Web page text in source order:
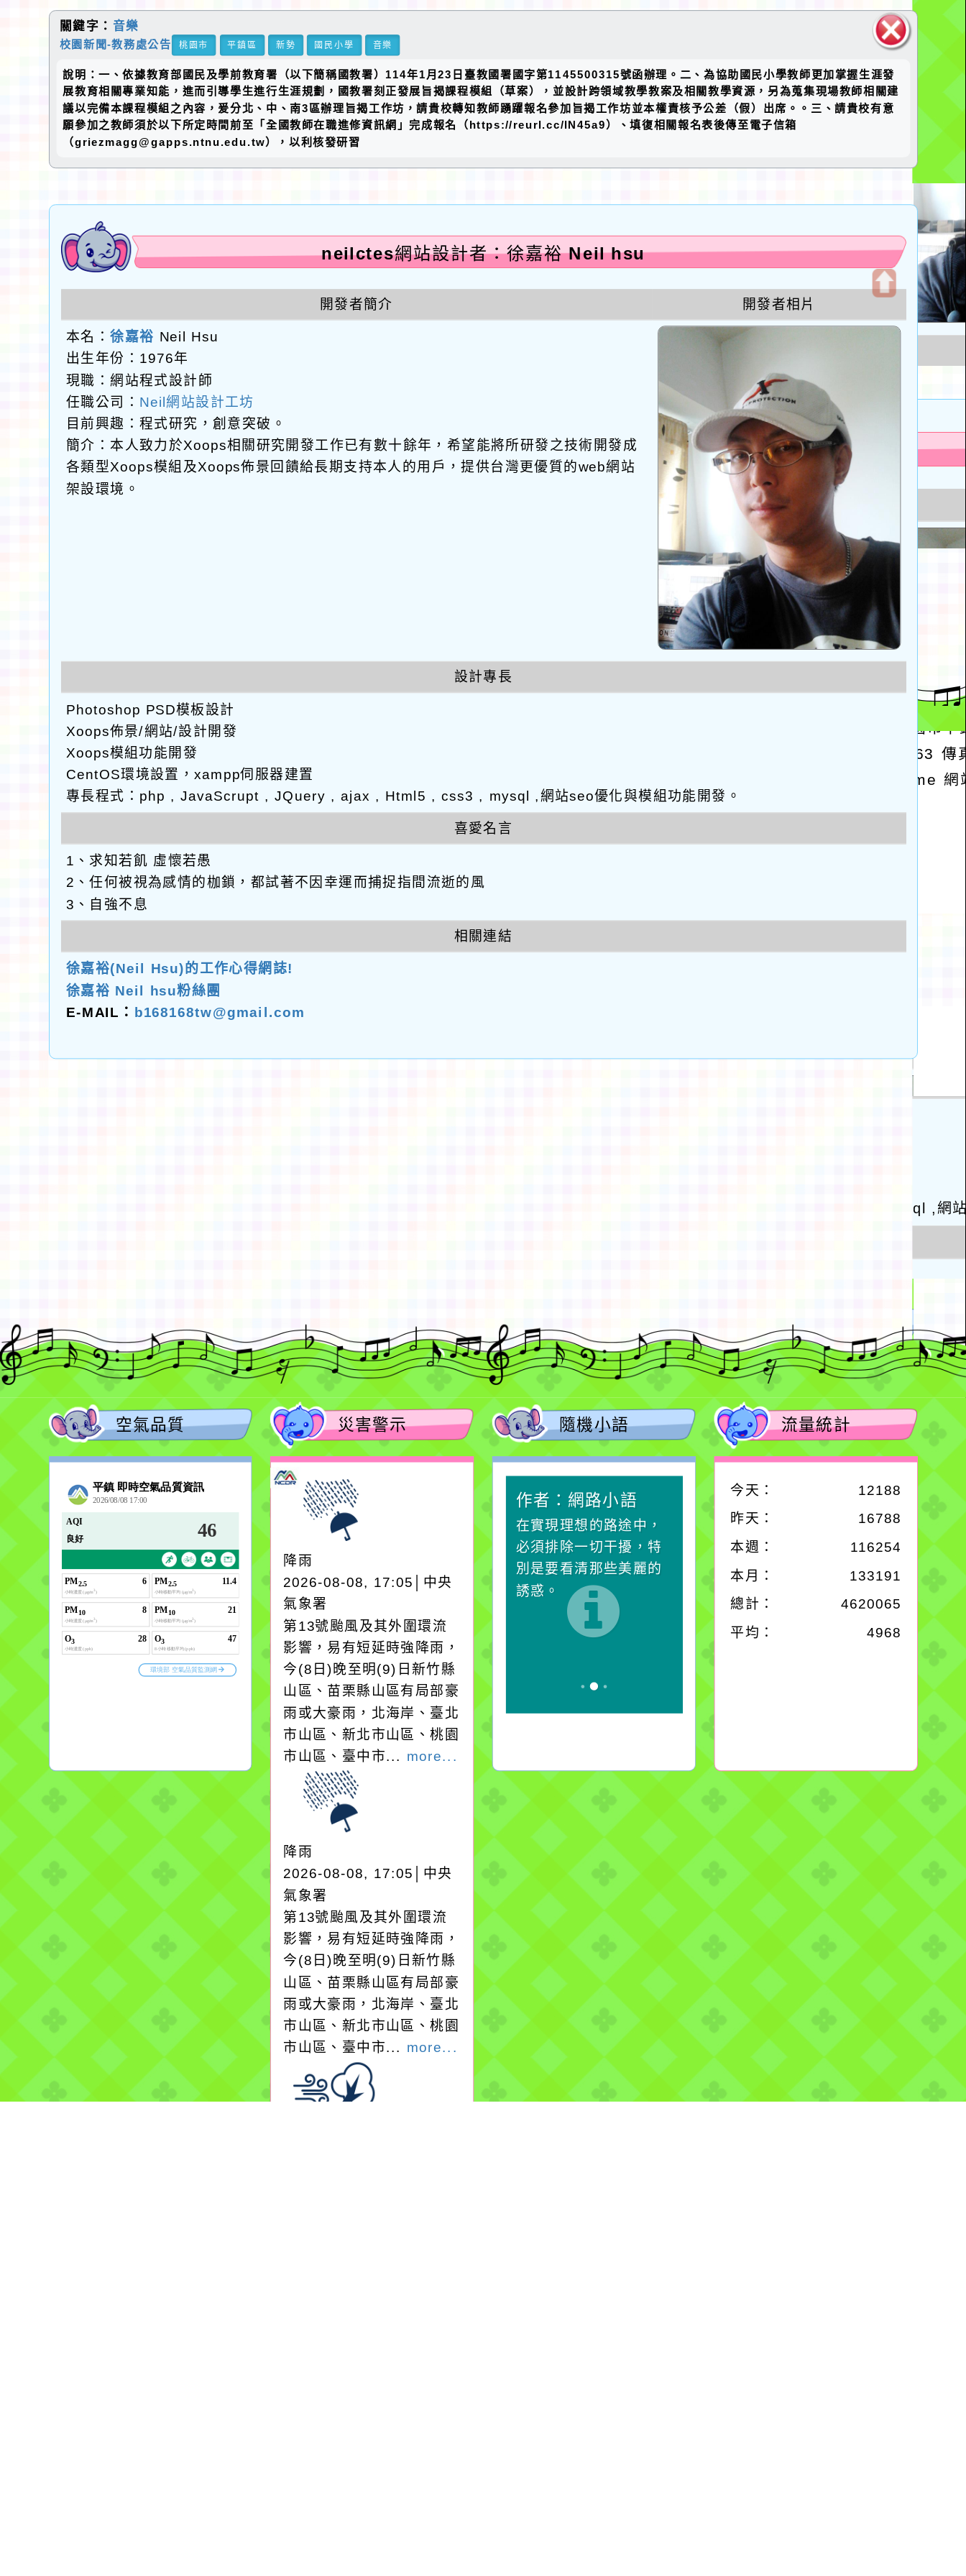
塊
關鍵字： 音樂
校園新聞-教務處公告 桃園市 平鎮區 新勢 國民小學 音樂
說明：一、依據教育部國民及學前教育署（以下簡稱國教署）114年1月23日臺教國署國字第1145500315號函辦理。二、為協助國民小學教師更加掌握生涯發
展教育相關專業知能，進而引導學生進行生涯規劃，國教署刻正發展旨揭課程模組（草案），並設計跨領域教學教案及相關教學資源，另為蒐集現場教師相關建
議以完備本課程模組之內容，爰分北、中、南3區辦理旨揭工作坊，請貴校轉知教師踴躍報名參加旨揭工作坊並本權責核予公差（假）出席。。三、請貴校有意
願參加之教師須於以下所定時間前至「全國教師在職進修資訊網」完成報名（https://reurl.cc/lN45a9）、填復相關報名表後傳至電子信箱
（griezmagg@gapps.ntnu.edu.tw），以利核發研習
啟
neilctes網站設計者：徐嘉裕 Neil hsu
開發者簡介 開發者相片
本名：徐嘉裕 Neil Hsu
出生年份：1976年
現職：網站程式設計師
任職公司： Neil網站設計工坊
目前興趣：程式研究，創意突破。
簡介：本人致力於Xoops相關研究開發工作已有數十餘年，希望能將所研發之技術開發成
各類型Xoops模組及Xoops佈景回饋給長期支持本人的用戶，提供台灣更優質的web網站
架設環境。
設計專長
Photoshop PSD模板設計
Xoops佈景/網站/設計開發
Xoops模組功能開發
CentOS環境設置，xampp伺服器建置
專長程式：php , JavaScrupt , JQuery , ajax , Html5 , css3 , mysql ,網站seo優化與模組功能開發。
喜愛名言
1、求知若飢 虛懷若愚
2、任何被視為感情的枷鎖，都試著不因幸運而捕捉指間流逝的風
3、自強不息
相關連結
徐嘉裕(Neil Hsu)的工作心得網誌!
徐嘉裕 Neil hsu粉絲團
E-MAIL： b168168tw@gmail.com
空氣品質 災害警示
降雨
2026-08-08, 17:05│中央
氣象署
第13號颱風及其外圍環流
影響，易有短延時強降雨，
今(8日)晚至明(9)日新竹縣
山區、苗栗縣山區有局部豪
雨或大豪雨，北海岸、臺北
市山區、新北市山區、桃園
市山區、臺中市... more...
降雨
2026-08-08, 17:05│中央
氣象署
第13號颱風及其外圍環流
影響，易有短延時強降雨，
今(8日)晚至明(9)日新竹縣
山區、苗栗縣山區有局部豪
雨或大豪雨，北海岸、臺北
市山區、新北市山區、桃園
市山區、臺中市... more...
隨機小語
作者：網路小語
一杯清水因滴入一滴污
在而變清澈。
作者：網路小語
在實現理想的路途中，
必須排除一切干擾，特
別是要看清那些美麗的
誘惑。
作者：網路小語
生活是一面鏡子。你對
它笑，它就對你笑；你
對它哭，它也對你哭。
流量統計
今天： 12188
昨天： 16788
本週：
116254
本月：
133191
總計： 4620065
平均： 4968